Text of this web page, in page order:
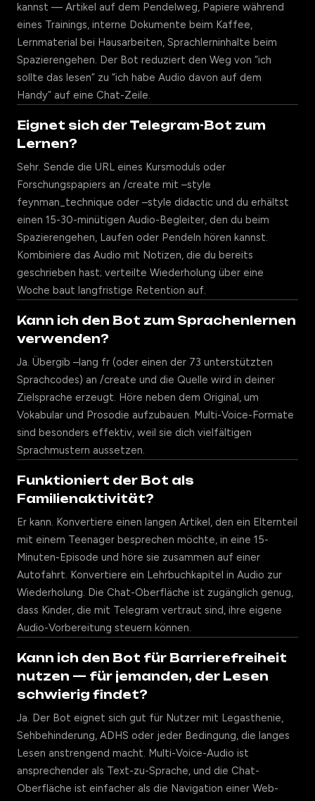
kannst — Artikel auf dem Pendelweg, Papiere während
eines Trainings, interne Dokumente beim Kaffee,
Lernmaterial bei Hausarbeiten, Sprachlerninhalte beim
Spazierengehen. Der Bot reduziert den Weg von “ich
sollte das lesen” zu “ich habe Audio davon auf dem
Handy” auf eine Chat-Zeile.
Eignet sich der Telegram-Bot zum
Lernen?
Sehr. Sende die URL eines Kursmoduls oder
Forschungspapiers an /create mit –style
feynman_technique oder –style didactic und du erhältst
einen 15-30-minütigen Audio-Begleiter, den du beim
Spazierengehen, Laufen oder Pendeln hören kannst.
Kombiniere das Audio mit Notizen, die du bereits
geschrieben hast; verteilte Wiederholung über eine
Woche baut langfristige Retention auf.
Kann ich den Bot zum Sprachenlernen
verwenden?
Ja. Übergib –lang fr (oder einen der 73 unterstützten
Sprachcodes) an /create und die Quelle wird in deiner
Zielsprache erzeugt. Höre neben dem Original, um
Vokabular und Prosodie aufzubauen. Multi-Voice-Formate
sind besonders effektiv, weil sie dich vielfältigen
Sprachmustern aussetzen.
Funktioniert der Bot als
Familienaktivität?
Er kann. Konvertiere einen langen Artikel, den ein Elternteil
mit einem Teenager besprechen möchte, in eine 15-
Minuten-Episode und höre sie zusammen auf einer
Autofahrt. Konvertiere ein Lehrbuchkapitel in Audio zur
Wiederholung. Die Chat-Oberfläche ist zugänglich genug,
dass Kinder, die mit Telegram vertraut sind, ihre eigene
Audio-Vorbereitung steuern können.
Kann ich den Bot für Barrierefreiheit
nutzen — für jemanden, der Lesen
schwierig findet?
Ja. Der Bot eignet sich gut für Nutzer mit Legasthenie,
Sehbehinderung, ADHS oder jeder Bedingung, die langes
Lesen anstrengend macht. Multi-Voice-Audio ist
ansprechender als Text-zu-Sprache, und die Chat-
Oberfläche ist einfacher als die Navigation einer Web-